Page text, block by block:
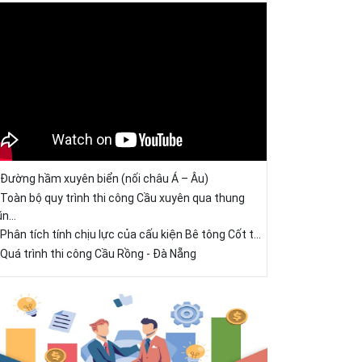
Đường hầm xuyên biển (nối châu Á – Âu)
Toàn bộ quy trình thi công Cầu xuyên qua thung
Phân tích tính chịu lực của cấu kiện Bê tông Cốt t...
Quá trình thi công Cầu Rồng - Đà Nẵng